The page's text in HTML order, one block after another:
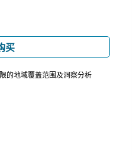
买
的地域覆盖范围及洞察分析